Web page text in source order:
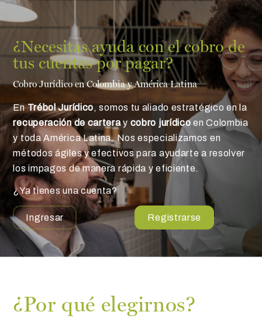
¿Necesitas ayuda con el cobro de
tus cuentas por pagar?
Cobro Jurídico en Colombia y América Latina
EnTrébol Jurídico, somos tu aliado estratégico en la
recuperación de carteray cobro jurídico en Colombia
y toda América Latina. Nos especializamos en
métodos ágiles y efectivos para ayudarte a resolver
los impagos de manera rápida y eficiente.
¿Ya tienes una cuenta?
Ingresar Registrarse
¿Por qué elegirnos?